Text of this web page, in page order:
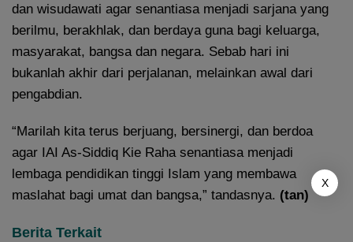
dan wisudawati agar senantiasa menjadi sarjana yang
berilmu, berakhlak, dan berdaya guna bagi keluarga,
masyarakat, bangsa dan negara. Sebab hari ini
bukanlah akhir dari perjalanan, melainkan awal dari
pengabdian.
“Marilah kita terus berjuang, bersinergi, dan berdoa
agar IAI As-Siddiq Kie Raha senantiasa menjadi
lembaga pendidikan tinggi Islam yang membawa
maslahat bagi umat dan bangsa,” tandasnya. (tan)
Berita Terkait
X